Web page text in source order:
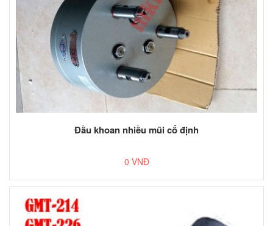
Đầu khoan nhiều mũi cố định
0 VNĐ